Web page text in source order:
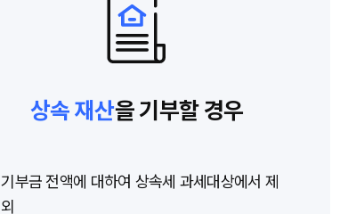
상속 재산을 기부할 경우
기부금 전액에 대하여 상속세 과세대상에서 제
외